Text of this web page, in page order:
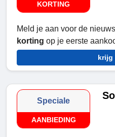
KORTING
Meld je aan voor de
korting op je eerste
krijg
Speciale
AANBIEDING